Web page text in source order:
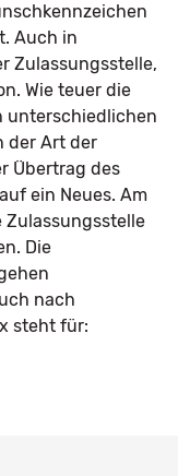
Auch in
Zulassungsstelle,
Wie teuer die
unterschiedlichen
der Art der
Übertrag des
ein Neues. Am
Die
nach
steht für: